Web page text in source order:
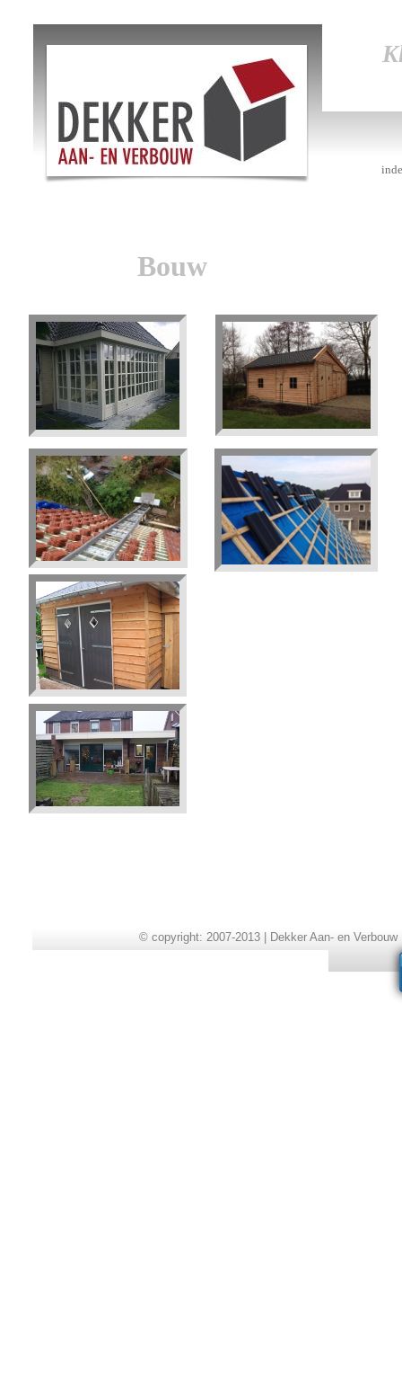
Klik hier voor meer foto's
Klik hier voor meer foto's
Klik hier voor meer foto's
© copyright: 2007-2013 | Dekker Aan- en Verbouw
Klik hier voor meer foto's
Bouw
Klik hier voor meer foto's
Klik hier voor meer foto's